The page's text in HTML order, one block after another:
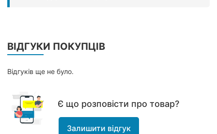
ВІДГУКИ ПОКУПЦІВ
Відгуків ще не було.
Є що розповісти про товар?
Залишити відгук